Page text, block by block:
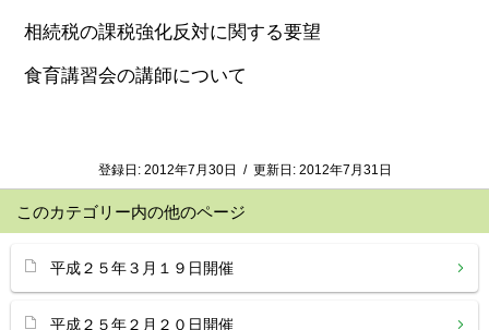
相続税の課税強化反対に関する要望
食育講習会の講師について
登録日: 2012年7月30日 / 更新日: 2012年7月31日
このカテゴリー内の他のページ
平成２５年３月１９日開催
平成２５年２月２０日開催